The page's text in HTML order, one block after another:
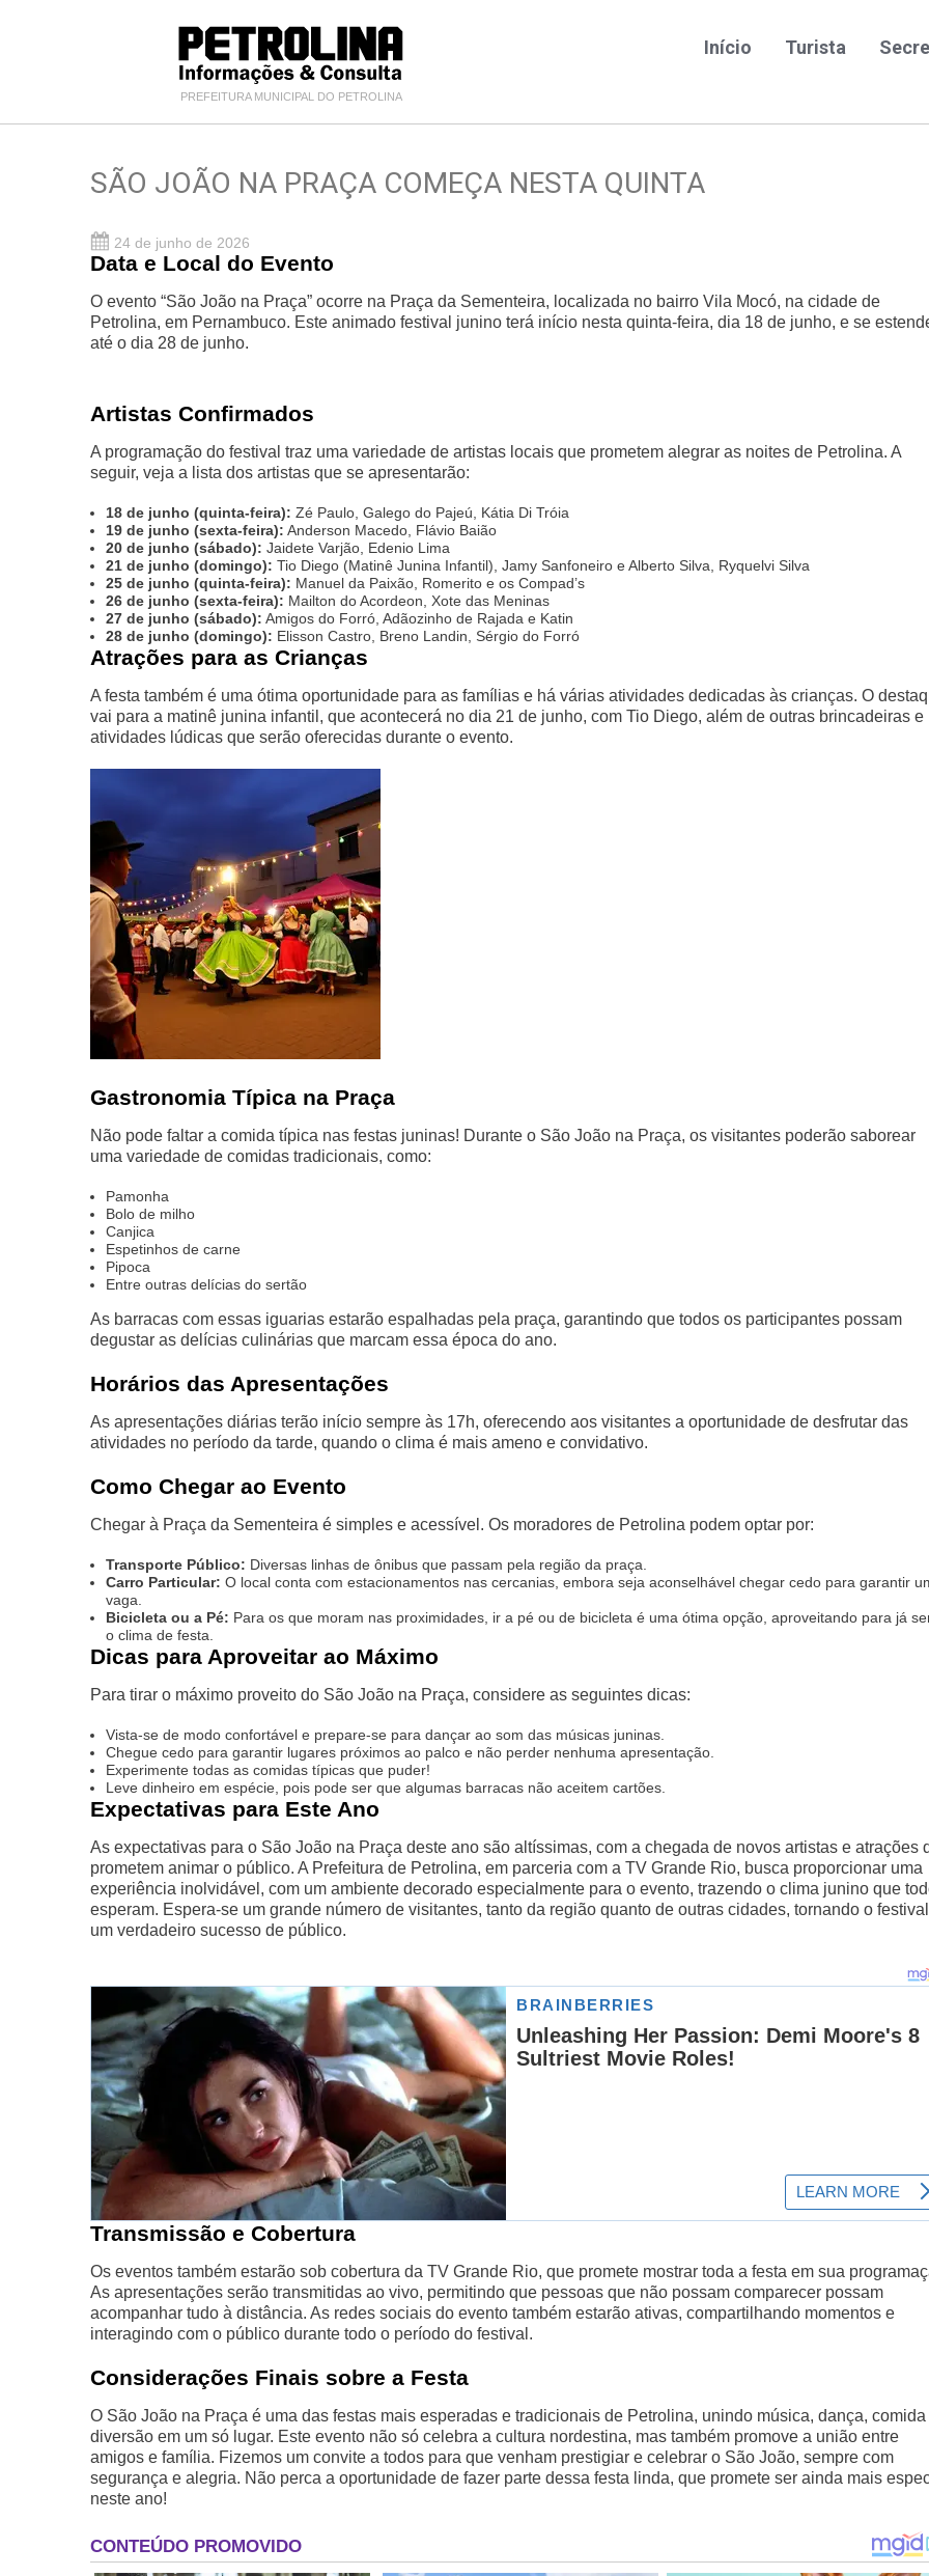
PREFEITURA MUNICIPAL DO PETROLINA
Início Turista
SÃO JOÃO NA PRAÇA COMEÇA NESTA QUINTA
24 de junho de 2026
Data e Local do Evento
O evento “São João na Praça” ocorre na Praça da Sementeira, localizada no bairro Vila Mocó, na cidade de
Petrolina, em Pernambuco. Este animado festival junino terá início nesta quinta-feira, dia 18 de junho, e se
até o dia 28 de junho.
Artistas Confirmados
A programação do festival traz uma variedade de artistas locais que prometem alegrar as noites de Petrolina. A
seguir, veja a lista dos artistas que se apresentarão:
18 de junho (quinta-feira): Zé Paulo, Galego do Pajeú, Kátia Di Tróia
19 de junho (sexta-feira): Anderson Macedo, Flávio Baião
20 de junho (sábado): Jaidete Varjão, Edenio Lima
21 de junho (domingo): Tio Diego (Matinê Junina Infantil), Jamy Sanfoneiro e Alberto Silva, Ryquelvi Silva
25 de junho (quinta-feira): Manuel da Paixão, Romerito e os Compad’s
26 de junho (sexta-feira): Mailton do Acordeon, Xote das Meninas
27 de junho (sábado): Amigos do Forró, Adãozinho de Rajada e Katin
28 de junho (domingo): Elisson Castro, Breno Landin, Sérgio do Forró
Atrações para as Crianças
A festa também é uma ótima oportunidade para as famílias e há várias atividades dedicadas às crianças. O
vai para a matinê junina infantil, que acontecerá no dia 21 de junho, com Tio Diego, além de outras brincadeiras e
atividades lúdicas que serão oferecidas durante o evento.
Gastronomia Típica na Praça
Não pode faltar a comida típica nas festas juninas! Durante o São João na Praça, os visitantes poderão saborear
uma variedade de comidas tradicionais, como:
Pamonha
Bolo de milho
Canjica
Espetinhos de carne
Pipoca
Entre outras delícias do sertão
As barracas com essas iguarias estarão espalhadas pela praça, garantindo que todos os participantes possam
degustar as delícias culinárias que marcam essa época do ano.
Horários das Apresentações
As apresentações diárias terão início sempre às 17h, oferecendo aos visitantes a oportunidade de desfrutar das
atividades no período da tarde, quando o clima é mais ameno e convidativo.
Como Chegar ao Evento
Chegar à Praça da Sementeira é simples e acessível. Os moradores de Petrolina podem optar por:
Transporte Público: Diversas linhas de ônibus que passam pela região da praça.
Carro Particular: O local conta com estacionamentos nas cercanias, embora seja aconselhável chegar cedo para garantir
vaga.
Bicicleta ou a Pé: Para os que moram nas proximidades, ir a pé ou de bicicleta é uma ótima opção, aproveitando para já
o clima de festa.
Dicas para Aproveitar ao Máximo
Para tirar o máximo proveito do São João na Praça, considere as seguintes dicas:
Vista-se de modo confortável e prepare-se para dançar ao som das músicas juninas.
Chegue cedo para garantir lugares próximos ao palco e não perder nenhuma apresentação.
Experimente todas as comidas típicas que puder!
Leve dinheiro em espécie, pois pode ser que algumas barracas não aceitem cartões.
Expectativas para Este Ano
As expectativas para o São João na Praça deste ano são altíssimas, com a chegada de novos artistas e atrações
prometem animar o público. A Prefeitura de Petrolina, em parceria com a TV Grande Rio, busca proporcionar uma
experiência inolvidável, com um ambiente decorado especialmente para o evento, trazendo o clima junino que
esperam. Espera-se um grande número de visitantes, tanto da região quanto de outras cidades, tornando o festival
um verdadeiro sucesso de público.
Transmissão e Cobertura
Os eventos também estarão sob cobertura da TV Grande Rio, que promete mostrar toda a festa em sua
As apresentações serão transmitidas ao vivo, permitindo que pessoas que não possam comparecer possam
acompanhar tudo à distância. As redes sociais do evento também estarão ativas, compartilhando momentos e
interagindo com o público durante todo o período do festival.
Considerações Finais sobre a Festa
O São João na Praça é uma das festas mais esperadas e tradicionais de Petrolina, unindo música, dança, comida
diversão em um só lugar. Este evento não só celebra a cultura nordestina, mas também promove a união entre
amigos e família. Fizemos um convite a todos para que venham prestigiar e celebrar o São João, sempre com
segurança e alegria. Não perca a oportunidade de fazer parte dessa festa linda, que promete ser ainda mais
neste ano!